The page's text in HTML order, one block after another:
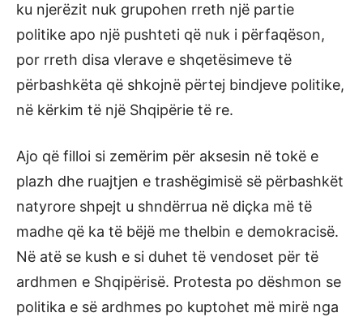
ku njerëzit nuk grupohen rreth një partie
politike apo një pushteti që nuk i përfaqëson,
por rreth disa vlerave e shqetësimeve të
përbashkëta që shkojnë përtej bindjeve politike,
në kërkim të një Shqipërie të re.
Ajo që filloi si zemërim për aksesin në tokë e
plazh dhe ruajtjen e trashëgimisë së përbashkët
natyrore shpejt u shndërrua në diçka më të
madhe që ka të bëjë me thelbin e demokracisë.
Në atë se kush e si duhet të vendoset për të
ardhmen e Shqipërisë. Protesta po dëshmon se
politika e së ardhmes po kuptohet më mirë nga